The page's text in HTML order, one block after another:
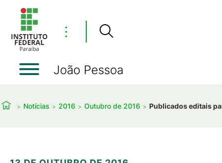
⋮
João Pessoa
Notícias 2016 Outubro de 2016 Publicados editais